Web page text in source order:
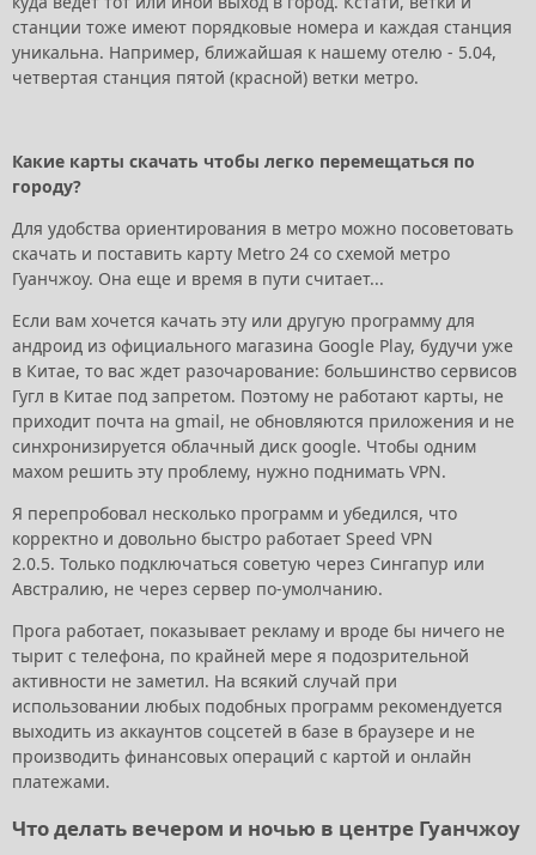
станции тоже имеют порядковые номера и каждая станция
уникальна. Например, ближайшая к нашему отелю - 5.04,
четвертая станция пятой (красной) ветки метро.
Какие карты скачать чтобы легко перемещаться по
городу?
Для удобства ориентирования в метро можно посоветовать
скачать и поставить карту Metro 24 со схемой метро
Гуанчжоу. Она еще и время в пути считает...
Если вам хочется качать эту или другую программу для
андроид из официального магазина Google Play, будучи уже
в Китае, то вас ждет разочарование: большинство сервисов
Гугл в Китае под запретом. Поэтому не работают карты, не
приходит почта на gmail, не обновляются приложения и не
синхронизируется облачный диск google. Чтобы одним
махом решить эту проблему, нужно поднимать VPN.
Я перепробовал несколько программ и убедился, что
корректно и довольно быстро работает Speed VPN
2.0.5. Только подключаться советую через Сингапур или
Австралию, не через сервер по-умолчанию.
Прога работает, показывает рекламу и вроде бы ничего не
тырит с телефона, по крайней мере я подозрительной
активности не заметил. На всякий случай при
использовании любых подобных программ рекомендуется
выходить из аккаунтов соцсетей в базе в браузере и не
производить финансовых операций с картой и онлайн
платежами.
Что делать вечером и ночью в центре Гуанчжоу